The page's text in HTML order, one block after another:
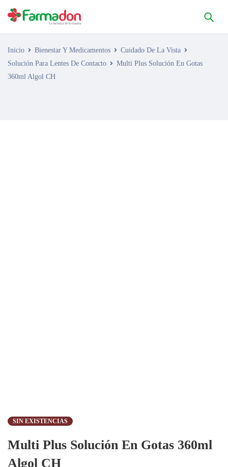
Inicio Bienestar Y Medicamentos
Cuidado De La Vista
Solución Para Lentes De Contacto
Multi Plus Solución En Gotas
360ml Algol CH
SIN EXISTENCIAS
Multi Plus Solución En Gotas 360ml
Algol CH